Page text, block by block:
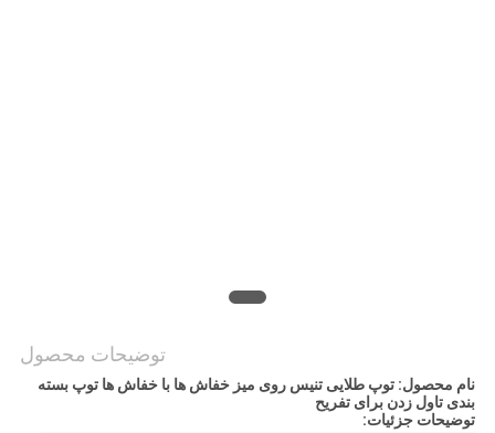
توضیحات محصول
نام محصول: توپ طلایی تنیس روی میز خفاش ها با خفاش ها توپ بسته
بندی تاول زدن برای تفریح
توضیحات جزئیات: